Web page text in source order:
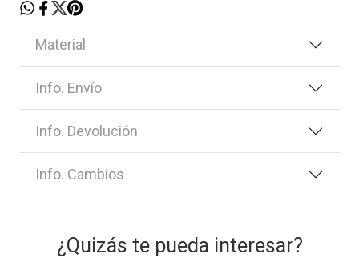
Material
Info. Envío
Info. Devolución
Info. Cambios
¿Quizás te pueda interesar?